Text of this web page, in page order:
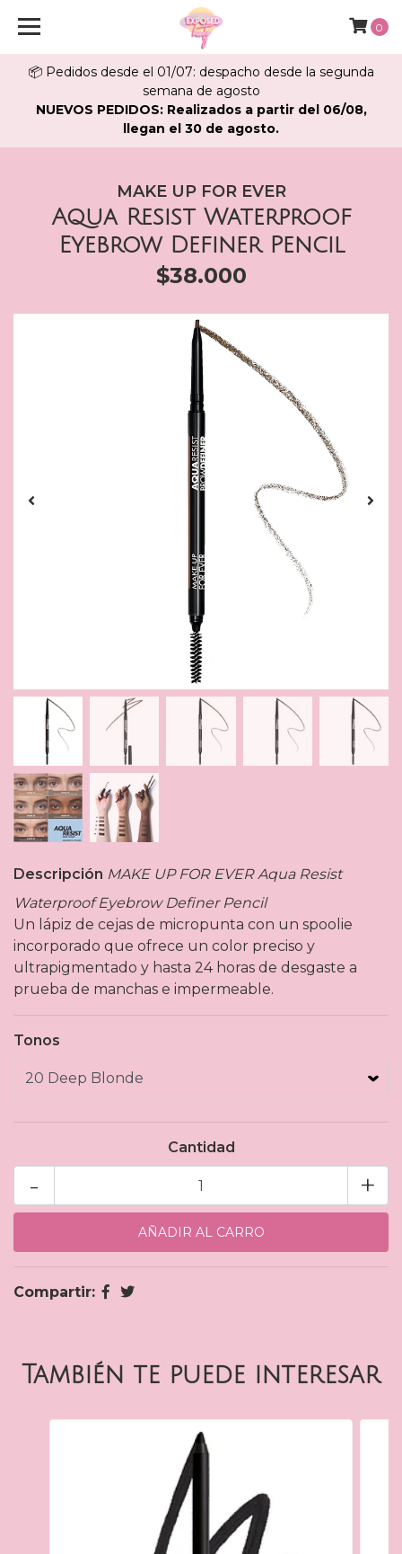
📦 Pedidos desde el 01/07: despacho desde la segunda
semana de agosto
NUEVOS PEDIDOS: Realizados a partir del 06/08,
llegan el 30 de agosto.
0
MAKE UP FOR EVER
Aqua Resist Waterproof
Eyebrow Definer Pencil
$38.000
Descripción MAKE UP FOR EVER Aqua Resist
Waterproof Eyebrow Definer Pencil
Un lápiz de cejas de micropunta con un spoolie
incorporado que ofrece un color preciso y
ultrapigmentado y hasta 24 horas de desgaste a
prueba de manchas e impermeable.
Tonos
Cantidad
+
-
Compartir:
También te puede interesar